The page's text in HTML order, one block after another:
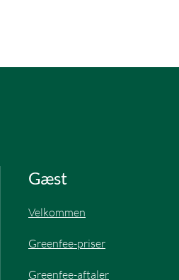
Gæst
Velkommen
Greenfee-priser
Greenfee-aftaler​